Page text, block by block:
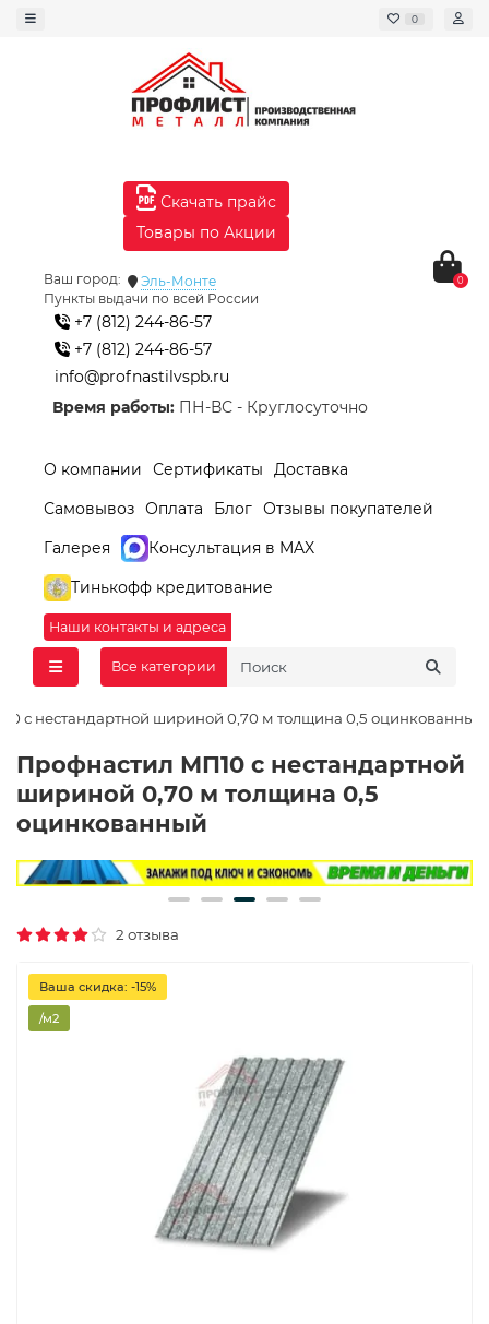
0
Скачать прайс
Товары по Акции
Ваш город:
Эль-Монте
Пункты выдачи по всей России
+7 (812) 244-86-57
+7 (812) 244-86-57
info@profnastilvspb.ru
Время работы: ПН-ВС - Круглосуточно
0
О компании Сертификаты
Доставка
Самовывоз Оплата Блог Отзывы покупателей
Галерея
Консультация в MAX
Тинькофф кредитование
Наши контакты и адреса
Все категории
с нестандартной шириной 0,70 м толщина 0,5 оцинкованный
Профнастил МП10 с нестандартной
шириной 0,70 м толщина 0,5
оцинкованный
2 отзыва
Ваша скидка: -15%
/м2